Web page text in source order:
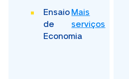
Ensaio
de
Economia
Mais
serviços